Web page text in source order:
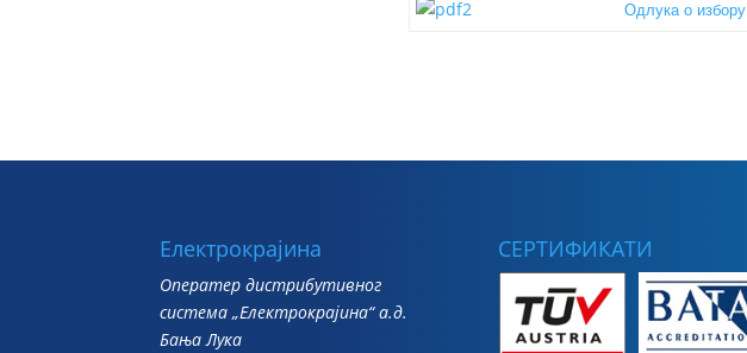
Одлука о избору
Електрокрајина
Oператер дистрибутивног
система „Електрокрајина“ а.д.
Бања Лука
СЕРТИФИКАТИ